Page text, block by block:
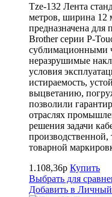
Tze-132 Лента
метров, ширина 12
предназначена для
Brother серии P-
сублимационными
неразрушимые
условия
истираемость,
выцветанию,
позволили
отраслях
решения задачи
производственной,
товарной
1.108,36р Купить
Выбрать для
Добавить в Личный